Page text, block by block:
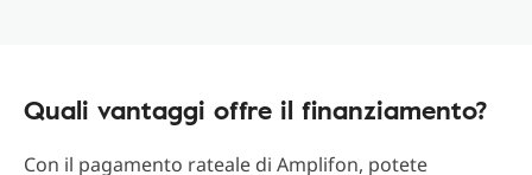
Quali vantaggi offre il finanziamento?
Con il pagamento rateale di Amplifon, potete